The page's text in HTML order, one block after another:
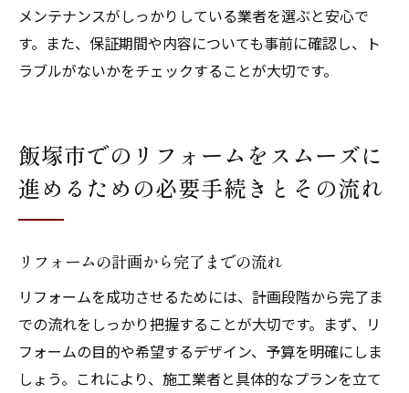
メンテナンスがしっかりしている業者を選ぶと安心で
す。また、保証期間や内容についても事前に確認し、ト
ラブルがないかをチェックすることが大切です。
飯塚市でのリフォームをスムーズに
進めるための必要手続きとその流れ
リフォームの計画から完了までの流れ
リフォームを成功させるためには、計画段階から完了ま
での流れをしっかり把握することが大切です。まず、リ
フォームの目的や希望するデザイン、予算を明確にしま
しょう。これにより、施工業者と具体的なプランを立て